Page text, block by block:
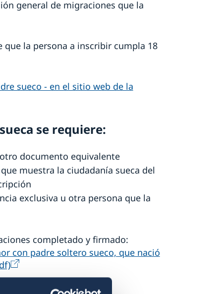
general de migraciones que la
la persona a inscribir cumpla 18
sueco - en el sitio web de la
se requiere:
documento equivalente
muestra la ciudadanía sueca del
exclusiva u otra persona que la
completado y firmado:
con padre soltero sueco, que nació